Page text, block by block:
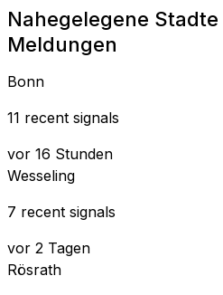
Nahegelegene
Meldungen
Bonn
11 recent signals
vor 16 Stunden
Wesseling
7 recent signals
vor 2 Tagen
Rösrath